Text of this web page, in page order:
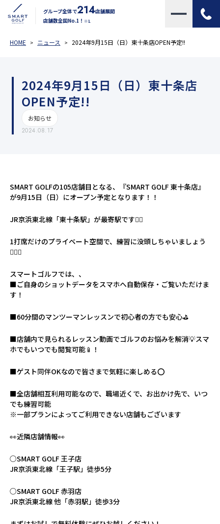
グループ全体で214店舗展開
店舗数全国No.1！ ※1
HOME ニュース 2024年9月15日（日）東十条店OPEN予定!!
2024年9月15日（日）東十条店
OPEN予定!!
お知らせ
2024.08.17
SMART GOLFの105店舗目となる、『SMART GOLF 東十条店』
が9月15日（日）にオープン予定となります！！
JR京浜東北線「東十条駅」が最寄駅です🚶‍♀️
1打席だけのプライベート空間で、練習に没頭しちゃいましょう
🏌️‍♀️🔥
スマートゴルフでは、、
■ご自身のショットデータをスマホへ自動保存・ご覧いただけま
す！
■60分間のマンツーマンレッスンで初心者の方でも安心⛳️
■店舗内で見られるレッスン動画でゴルフのお悩みを解消💡スマ
ホでもいつでも閲覧可能📱！
■ゲスト同伴OKなので皆さまで気軽に楽しめる⭕️
■全店舗相互利用可能なので、職場近くで、お出かけ先で、いつ
でも練習可能
※一部プランによってご利用できない店舗もございます
👀近隣店舗情報👀
○SMART GOLF 王子店
JR京浜東北線「王子駅」徒歩5分
○SMART GOLF 赤羽店
JR京浜東北線 他「赤羽駅」徒歩3分